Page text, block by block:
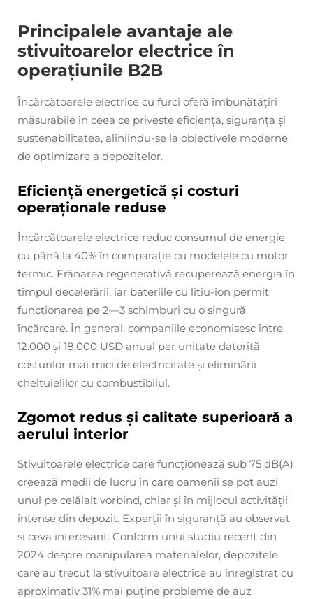
Principalele avantaje ale
stivuitoarelor electrice în
operațiunile B2B
Încărcătoarele electrice cu furci oferă îmbunătățiri
măsurabile în ceea ce privește eficiența, siguranța și
sustenabilitatea, aliniindu-se la obiectivele moderne
de optimizare a depozitelor.
Eficiență energetică și costuri
operaționale reduse
Încărcătoarele electrice reduc consumul de energie
cu până la 40% în comparație cu modelele cu motor
termic. Frânarea regenerativă recuperează energia în
timpul decelerării, iar bateriile cu litiu-ion permit
funcționarea pe 2—3 schimburi cu o singură
încărcare. În general, companiile economisesc între
12.000 și 18.000 USD anual per unitate datorită
costurilor mai mici de electricitate și eliminării
cheltuielilor cu combustibilul.
Zgomot redus și calitate superioară a
aerului interior
Stivuitoarele electrice care funcționează sub 75 dB(A)
creează medii de lucru în care oamenii se pot auzi
unul pe celălalt vorbind, chiar și în mijlocul activității
intense din depozit. Experții în siguranță au observat
și ceva interesant. Conform unui studiu recent din
2024 despre manipularea materialelor, depozitele
care au trecut la stivuitoare electrice au înregistrat cu
aproximativ 31% mai puține probleme de auz